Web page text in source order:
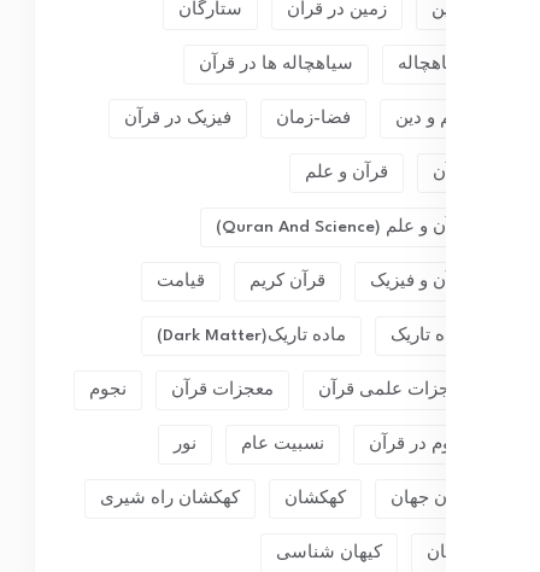
زمین زمین در قرآن ستارگان
سیاهچاله سیاهچاله ها در قرآن
علم و دین فضا-زمان فیزیک در قرآن
قرآن قرآن و علم
قرآن و علم (Quran And Science)
قرآن و فیزیک قرآن کریم قیامت
ماده تاریک ماده تاریک(dark Matter)
معجزات علمی قرآن معجزات قرآن نجوم
نجوم در قرآن نسبیت عام نور
پایان جهان کهکشان کهکشان راه شیری
کیهان کیهان شناسی